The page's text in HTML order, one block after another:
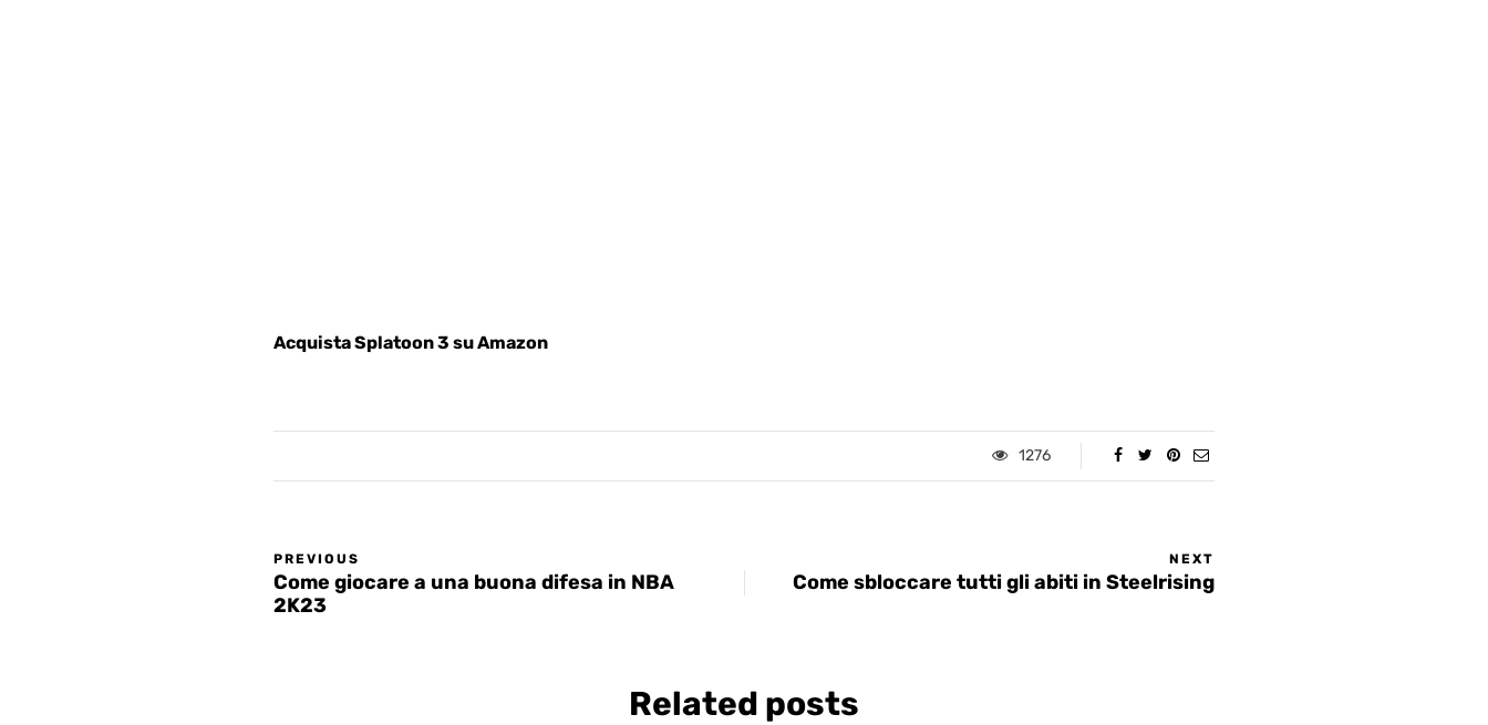
Acquista Splatoon 3 su Amazon
1276
PREVIOUS
Come giocare a una buona difesa in NBA
2K23
NEXT
Come sbloccare tutti gli abiti in Steelrising
Related posts